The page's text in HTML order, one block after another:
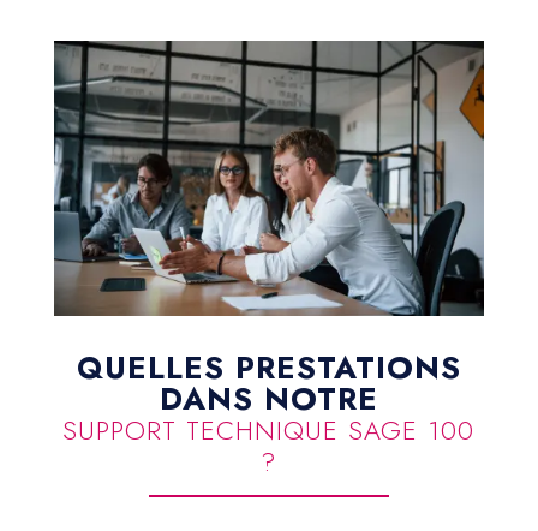
QUELLES PRESTATIONS
DANS NOTRE
SUPPORT TECHNIQUE SAGE 100
?